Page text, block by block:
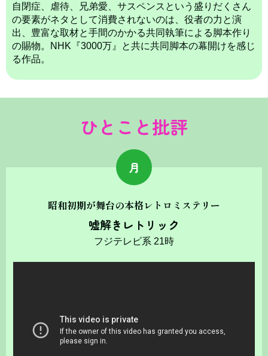
自閉症、虐待、兄弟愛、サスペンスという盛りだくさん
の要素がネタとして消費されないのは、役者の力と演
出、豊富な取材と手間のかかる共同執筆による脚本作り
の賜物。NHK『3000万』と共に共同脚本の幕開けを感じ
る作品。
ひとこと批評
月
昭和初期が舞台の本格レトロミステリー
嘘解きレトリック
フジテレビ系 21時